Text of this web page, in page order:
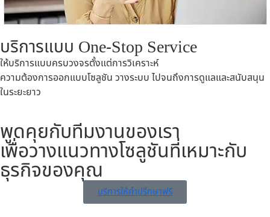
บริการแบบ One-Stop Service
ให้บริการแบบครบวงจรตั้งแต่การวิเคราะห์
ความต้องการออกแบบโซลูชัน วางระบบ ไปจนถึงการดูแลและสนับสนุน
ในระยะยาว
พูดคุยกับทีมงานของเรา
เพื่อวางแนวทางโซลูชันที่เหมาะกับ
ธุรกิจของคุณ
บริการให้คำปรึกษาฟรี